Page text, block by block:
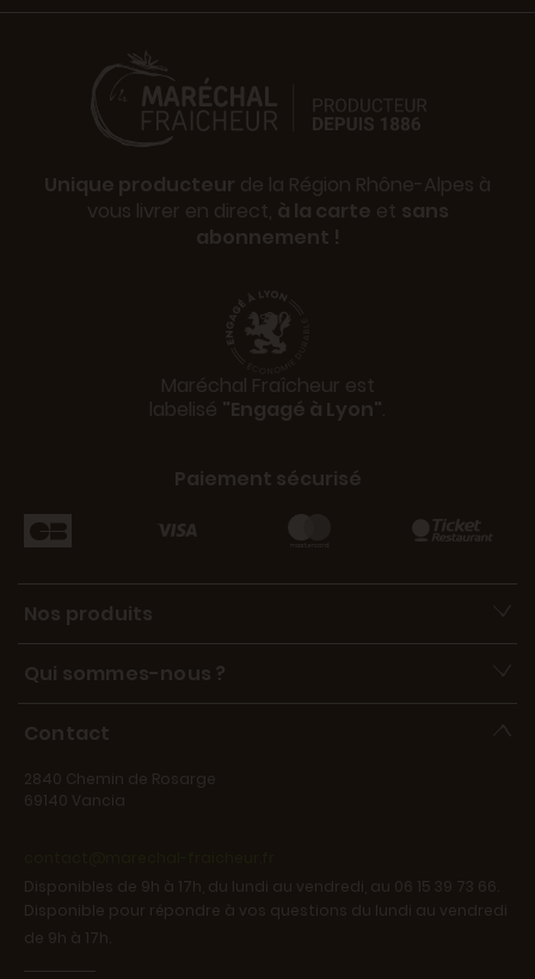
Unique producteur de la Région Rhône-Alpes à
vous livrer en direct, à la carte et sans
abonnement !
Maréchal Fraîcheur est
labelisé "Engagé à Lyon".
Paiement sécurisé
Nos produits
Qui sommes-nous ?
Contact
2840 Chemin de Rosarge
69140 Vancia
Disponibles de 9h à 17h, du lundi au vendredi, au 06 15 39 73 66.
Disponible pour répondre à vos questions du lundi au vendredi
de 9h à 17h.